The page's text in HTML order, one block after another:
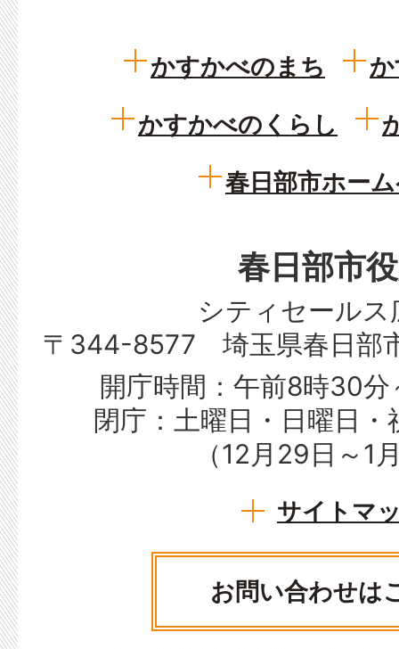
タ
イ
ル
かすかべのまち
かすかべのくらし
春日部市ホー
春日部市
シティセールス
〒344-8577 埼玉県春日部
開庁時間：午前8時30分
閉庁：土曜日・日曜日・
（12月29日～1
サイトマ
お問い合わせは